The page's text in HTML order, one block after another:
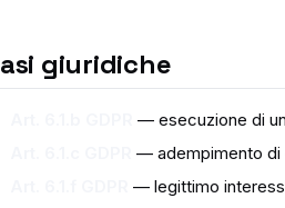
giuridiche
— esecuzione di
— adempimento di
— legittimo